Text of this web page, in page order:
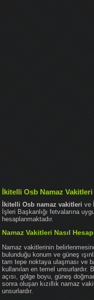
İkitelli Osb Namaz Vakitleri
İkitelli Osb namaz vakitleri ve
İşleri Başkanlığı fetvalarına
hesaplanmaktadır.
Namaz Vakitleri Nasıl
Namaz vakitlerinin
bulunduğu konum ve güneş
tam tepe noktaya ulaşması ve
kullanılan en temel unsurlardır.
açısı, gölge boyu, güneş
sonra oluşan kızıllık namaz
unsurlardır.